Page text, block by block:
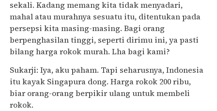
sekali. Kadang memang kita tidak menyadari,
mahal atau murahnya sesuatu itu, ditentukan pada
persepsi kita masing-masing. Bagi orang
berpenghasilan tinggi, seperti dirimu ini, ya pasti
bilang harga rokok murah. Lha bagi kami?
Sukarji: Iya, aku paham. Tapi seharusnya, Indonesia
itu kayak Singapura dong. Harga rokok 200 ribu,
biar orang-orang berpikir ulang untuk membeli
rokok.